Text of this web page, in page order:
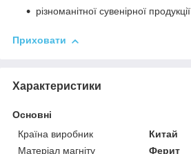
різноманітної сувенірної продукції
Приховати
Характеристики
Основні
Країна виробник
Китай
Матеріал магніту
Ферит